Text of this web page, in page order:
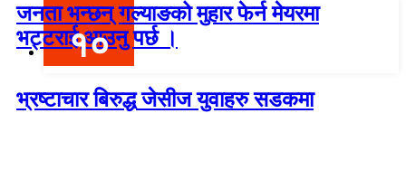
जनता भन्छन् गल्याङको मुहार फेर्न मेयरमा
भट्टराई आउनु पर्छ ।
१०
भ्रष्टाचार बिरुद्ध जेसीज युवाहरु सडकमा